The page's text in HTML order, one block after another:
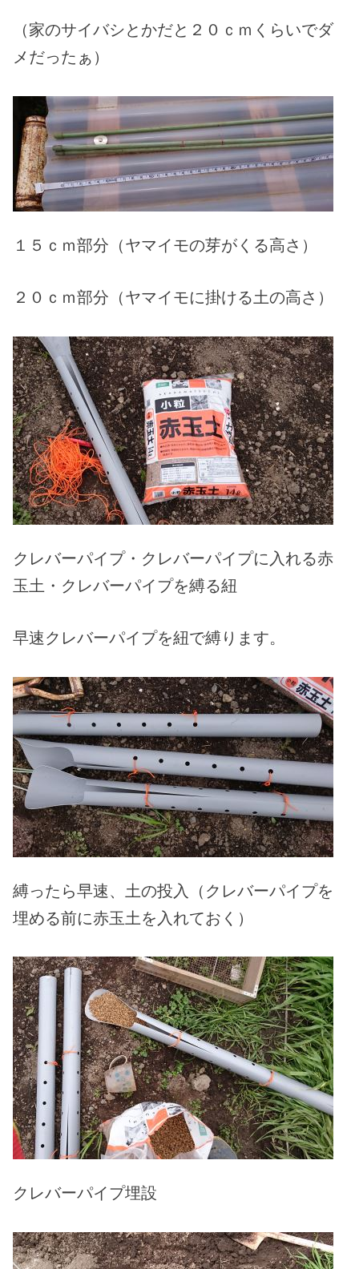
（家のサイバシとかだと２０ｃｍくらいでダ
メだったぁ）
１５ｃｍ部分（ヤマイモの芽がくる高さ）
２０ｃｍ部分（ヤマイモに掛ける土の高さ）
クレバーパイプ・クレバーパイプに入れる赤
玉土・クレバーパイプを縛る紐
早速クレバーパイプを紐で縛ります。
縛ったら早速、土の投入（クレバーパイプを
埋める前に赤玉土を入れておく）
クレバーパイプ埋設